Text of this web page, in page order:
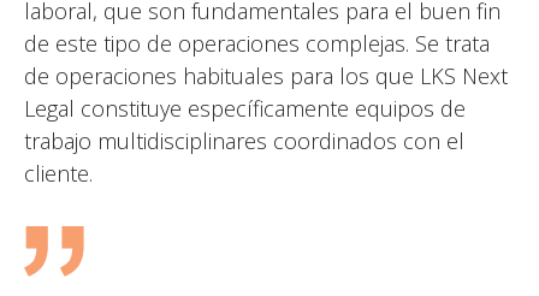
laboral, que son fundamentales para el buen fin
de este tipo de operaciones complejas. Se trata
de operaciones habituales para los que LKS Next
Legal constituye específicamente equipos de
trabajo multidisciplinares coordinados con el
cliente.